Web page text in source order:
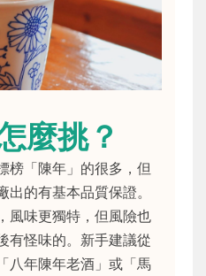
麼挑？
榜「陳年」的很多，但
的有基本品質保證。
風味更獨特，但風險也
有怪味的。新手建議從
八年陳年老酒」或「馬